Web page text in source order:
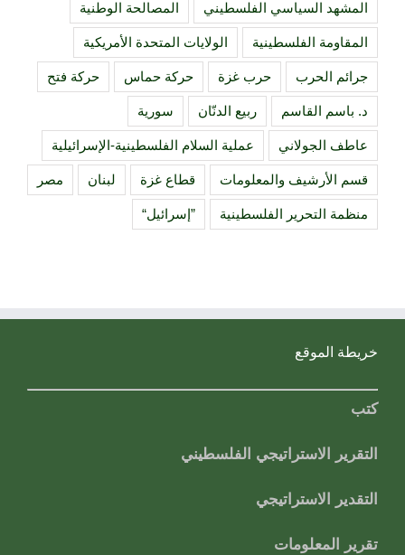
المشهد السياسي الفلسطيني المصالحة الوطنية
المقاومة الفلسطينية الولايات المتحدة الأمريكية
جرائم الحرب حرب غزة حركة حماس حركة فتح
د. باسم القاسم ربيع الدنّان سورية
عاطف الجولاني عملية السلام الفلسطينية-الإسرائيلية
قسم الأرشيف والمعلومات قطاع غزة لبنان مصر
منظمة التحرير الفلسطينية ”إسرائيل“
خريطة الموقع
كتب
التقرير الاستراتيجي الفلسطيني
التقدير الاستراتيجي
تقرير المعلومات